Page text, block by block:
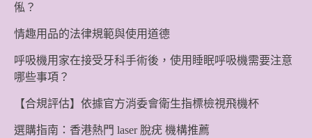
俬？
情趣用品的法律規範與使用道德
呼吸機用家在接受牙科手術後，使用睡眠呼吸機需要注意
哪些事項？
【合規評估】依據官方消委會衛生指標檢視飛機杯
選購指南：香港熱門 laser 脫疣 機構推薦